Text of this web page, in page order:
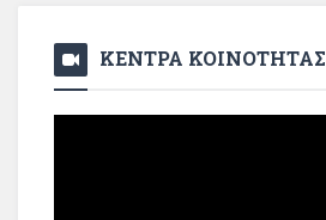
ΚΕΝΤΡΑ ΚΟΙΝΟΤΗΤΑΣ